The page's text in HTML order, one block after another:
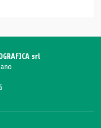
srl